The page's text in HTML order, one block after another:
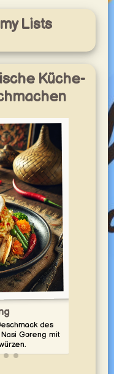
Lists
Küche-
des
Goreng mit